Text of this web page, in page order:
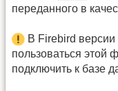
переданного в
В Firebird
пользоваться этой
подключить к базе